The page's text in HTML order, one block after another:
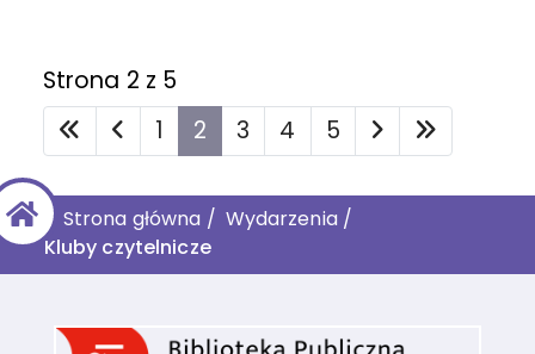
Strona 2 z 5
1
2 3 4 5
Strona główna / Wydarzenia/
Kluby czytelnicze